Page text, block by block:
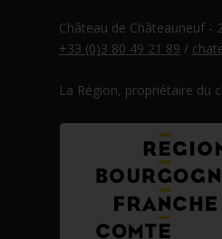
des cookies
Château de Châteauneuf -
+33 (0)3 80 49 21 89 /
La Région, propriétaire du